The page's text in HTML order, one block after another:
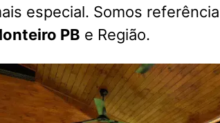
especial. Somos
PB e Região.